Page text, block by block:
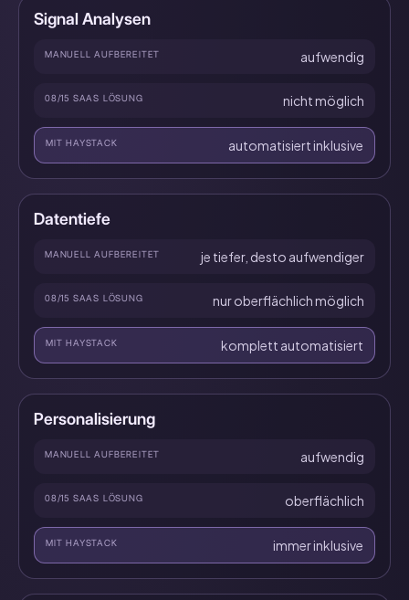
Signal Analysen
MANUELL AUFBEREITET aufwendig
08/15 SAAS LÖSUNG nicht möglich
MIT HAYSTACK automatisiert inklusive
Datentiefe
MANUELL AUFBEREITET je tiefer, desto aufwendiger
08/15 SAAS LÖSUNG nur oberflächlich möglich
MIT HAYSTACK komplett automatisiert
Personalisierung
MANUELL AUFBEREITET aufwendig
08/15 SAAS LÖSUNG oberflächlich
MIT HAYSTACK immer inklusive